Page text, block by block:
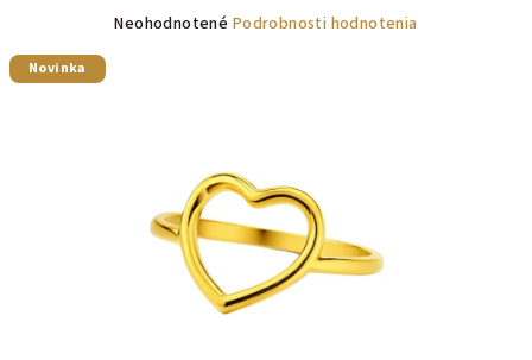
Priemerné
hviezdičiek.
Neohodnotené Podrobnosti hodnotenia
Novinka